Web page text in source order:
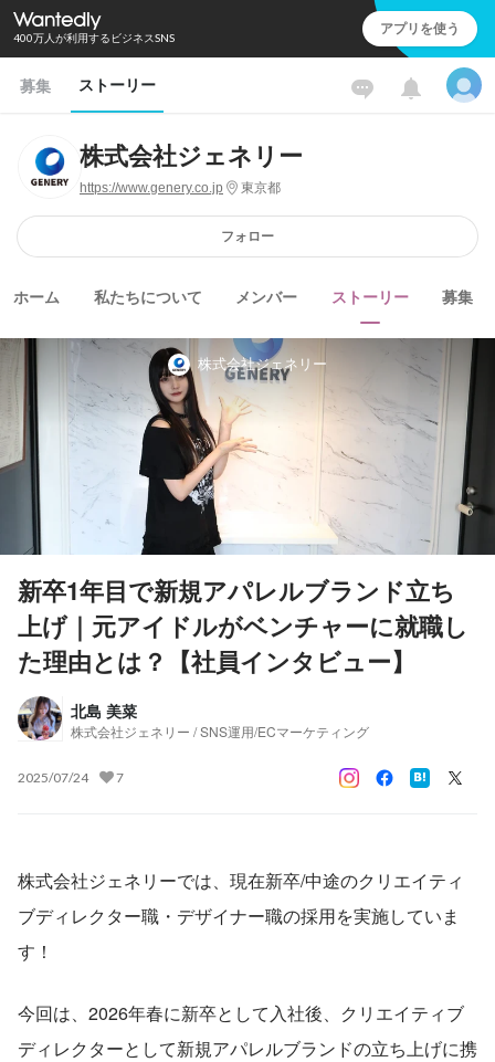
400万人が利用するビジネスSNS アプリを使う
募集 ストーリー
株式会社ジェネリー
https://www.genery.co.jp 東京都
フォロー
ホーム 私たちについて メンバー ストーリー 募集
株式会社ジェネリー
新卒1年目で新規アパレルブランド立ち
上げ｜元アイドルがベンチャーに就職し
た理由とは？【社員インタビュー】
北島 美菜
株式会社ジェネリー / SNS運用/ECマーケティング
2025/07/24 7
株式会社ジェネリーでは、現在新卒/中途のクリエイティ
ブディレクター職・デザイナー職の採用を実施していま
す！
今回は、2026年春に新卒として入社後、クリエイティブ
ディレクターとして新規アパレルブランドの立ち上げに携